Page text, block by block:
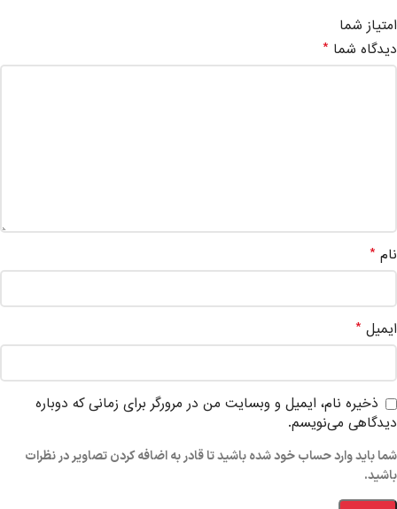
امتیاز شما
دیدگاه شما *
نام *
ایمیل *
ذخیره نام، ایمیل و وبسایت من در مرورگر برای زمانی که دوباره
دیدگاهی می‌نویسم.
شما باید وارد حساب خود شده باشید تا قادر به اضافه کردن تصاویر در نظرات
باشید.